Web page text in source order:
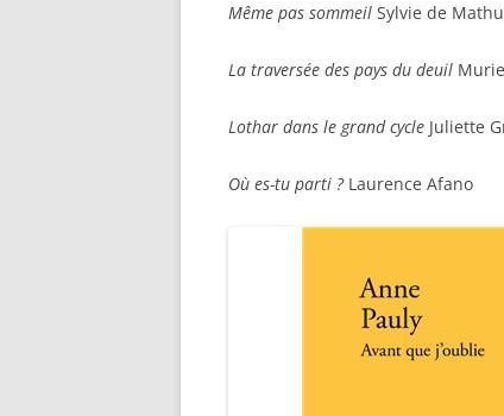
Même pas sommeil Sylvie de
La traversée des pays du deuil
Lothar dans le grand cycle Juliette
Où es-tu parti ?Laurence Afano